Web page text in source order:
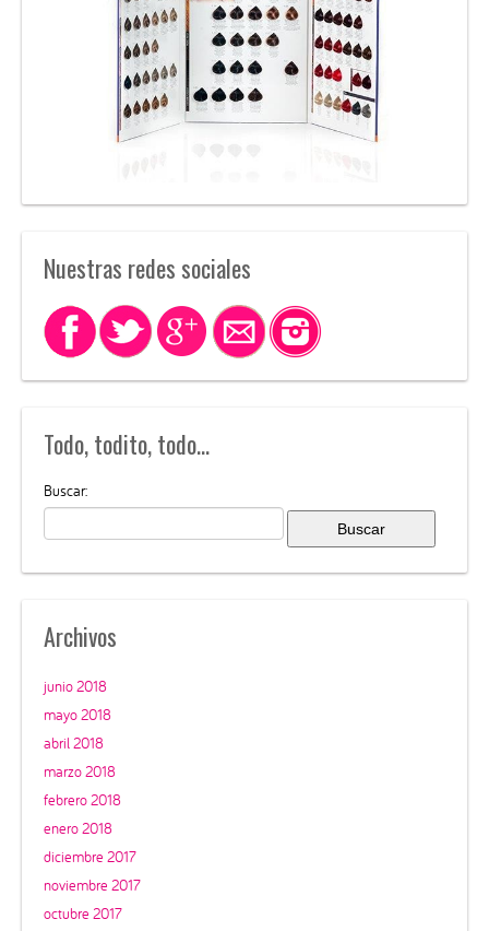
Nuestras redes sociales
Todo, todito, todo…
Buscar:
Archivos
junio 2018
mayo 2018
abril 2018
marzo 2018
febrero 2018
enero 2018
diciembre 2017
noviembre 2017
octubre 2017